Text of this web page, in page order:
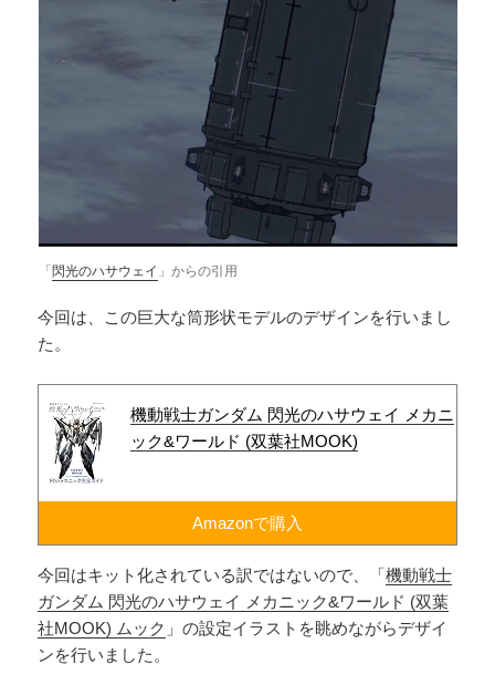
「閃光のハサウェイ」からの引用
今回は、この巨大な筒形状モデルのデザインを行いまし
た。
機動戦士ガンダム 閃光のハサウェイ メカニ
ック&ワールド (双葉社MOOK)
Amazonで購入
今回はキット化されている訳ではないので、「機動戦士
ガンダム 閃光のハサウェイ メカニック&ワールド (双葉
社MOOK) ムック 」の設定イラストを眺めながらデザイ
ンを行いました。